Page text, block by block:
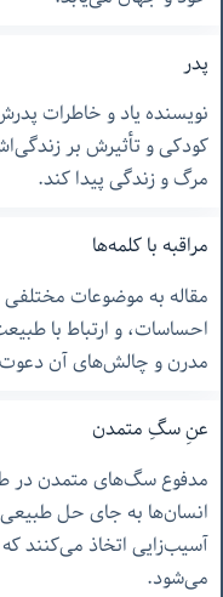
پدر
نویسنده یاد و خاطرات
کودکی و تأثیرش بر
مرگ و زندگی پیدا کند.
مراقبه با کلمه‌ها
مقاله به موضوعات مختلفی
احساسات، و ارتباط با
مدرن و چالش‌های آن
عنِ سگِ متمدن
مدفوع سگ‌های متمدن در
انسان‌ها به جای حل
آسیب‌زایی اتخاذ می‌کنند
می‌شود.